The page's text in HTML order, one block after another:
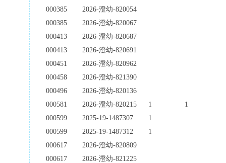
000385
2026-澄幼-820054
000385
2026-澄幼-820067
000413
2026-澄幼-820687
000413
2026-澄幼-820691
000451
2026-澄幼-820962
000458
2026-澄幼-821390
000496
2026-澄幼-820136
000581
2026-澄幼-820215 1
1
000599
2025-19-1487307
1
000599
2025-19-1487312
1
000617
2026-澄幼-820809
000617
2026-澄幼-821225